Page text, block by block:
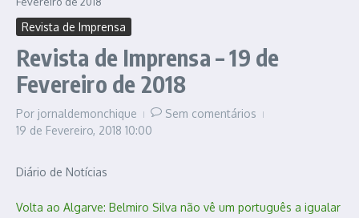
Revista de Imprensa
Revista de Imprensa – 19 de
Fevereiro de 2018
Por jornaldemonchique
Sem comentários
19 de Fevereiro, 2018 10:00
Diário de Notícias
Volta ao Algarve: Belmiro Silva não vê um português a igualar